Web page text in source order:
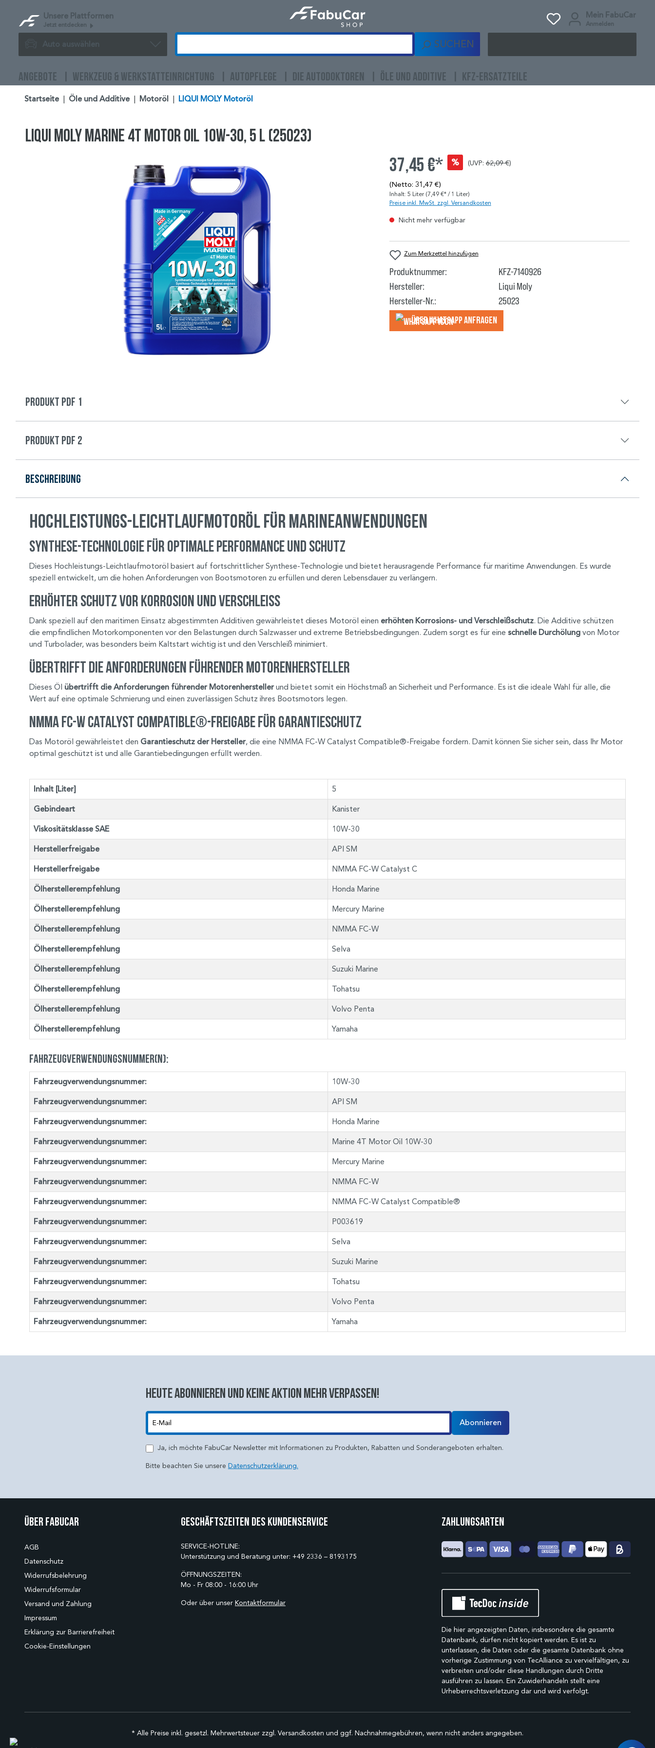
Unsere Plattformen
Jetzt entdecken
Mein FabuCar
Anmelden
Auto auswählen SUCHEN
ANGEBOTE WERKZEUG & WERKSTATTEINRICHTUNG AUTOPFLEGE DIE AUTODOKTOREN ÖLE UND ADDITIVE KFZ-ERSATZTEILE
Startseite Öle und Additive Motoröl LIQUI MOLY Motoröl
LIQUI MOLY Marine 4T Motor Oil 10W-30, 5 l (25023)
37,45 €* % (UVP:62,09 €)
(Netto: 31,47 €)
Inhalt: 5 Liter (7,49 €* / 1 Liter)
Preise inkl. MwSt. zzgl. Versandkosten
Nicht mehr verfügbar
Zum Merkzettel hinzufügen
Produktnummer:
KFZ-7140926
Hersteller:
Liqui Moly
Hersteller-Nr.:
25023
Über WhatsApp anfragеn
Produkt PDF 1
Produkt PDF 2
Beschreibung
Hochleistungs-Leichtlaufmotoröl für Marineanwendungen
Synthese-Technologie für optimale Performance und Schutz
Dieses Hochleistungs-Leichtlaufmotoröl basiert auf fortschrittlicher Synthese-Technologie und bietet herausragende Performance für maritime Anwendungen. Es wurde
speziell entwickelt, um die hohen Anforderungen von Bootsmotoren zu erfüllen und deren Lebensdauer zu verlängern.
Erhöhter Schutz vor Korrosion und Verschleiß
Dank speziell auf den maritimen Einsatz abgestimmten Additiven gewährleistet dieses Motoröl einen erhöhten Korrosions- und Verschleißschutz. Die Additive schützen
die empfindlichen Motorkomponenten vor den Belastungen durch Salzwasser und extreme Betriebsbedingungen. Zudem sorgt es für eine schnelle Durchölung von Motor
und Turbolader, was besonders beim Kaltstart wichtig ist und den Verschleiß minimiert.
Übertrifft die Anforderungen führender Motorenhersteller
Dieses Öl übertrifft die Anforderungen führender Motorenherstellerund bietet somit ein Höchstmaß an Sicherheit und Performance. Es ist die ideale Wahl für alle, die
Wert auf eine optimale Schmierung und einen zuverlässigen Schutz ihres Bootsmotors legen.
NMMA FC-W Catalyst Compatible®-Freigabe für Garantieschutz
Das Motoröl gewährleistet den Garantieschutz der Hersteller, die eine NMMA FC-W Catalyst Compatible®-Freigabe fordern. Damit können Sie sicher sein, dass Ihr Motor
optimal geschützt ist und alle Garantiebedingungen erfüllt werden.
Inhalt [Liter] 5
Gebindeart Kanister
Viskositätsklasse SAE 10W-30
Herstellerfreigabe API SM
Herstellerfreigabe NMMA FC-W Catalyst C
Ölherstellerempfehlung Honda Marine
Ölherstellerempfehlung Mercury Marine
Ölherstellerempfehlung NMMA FC-W
Ölherstellerempfehlung Selva
Ölherstellerempfehlung Suzuki Marine
Ölherstellerempfehlung Tohatsu
Ölherstellerempfehlung Volvo Penta
Ölherstellerempfehlung Yamaha
Fahrzeugverwendungsnummer(n):
Fahrzeugverwendungsnummer: 10W-30
Fahrzeugverwendungsnummer: API SM
Fahrzeugverwendungsnummer: Honda Marine
Fahrzeugverwendungsnummer: Marine 4T Motor Oil 10W-30
Fahrzeugverwendungsnummer: Mercury Marine
Fahrzeugverwendungsnummer: NMMA FC-W
Fahrzeugverwendungsnummer: NMMA FC-W Catalyst Compatible®
Fahrzeugverwendungsnummer: P003619
Fahrzeugverwendungsnummer: Selva
Fahrzeugverwendungsnummer: Suzuki Marine
Fahrzeugverwendungsnummer: Tohatsu
Fahrzeugverwendungsnummer: Volvo Penta
Fahrzeugverwendungsnummer: Yamaha
Heute abonnieren und keine aktion mehr verpassen!
Abonnieren
Ja, ich möchte FabuCar Newsletter mit Informationen zu Produkten, Rabatten und Sonderangeboten erhalten.
Bitte beachten Sie unsere Datenschutzerklärung.
Über Fabucar
AGB
Datenschutz
Widerrufsbelehrung
Widerrufsformular
Versand und Zahlung
Impressum
Erklärung zur Barrierefreiheit
Cookie-Einstellungen
Geschäftszeiten des Kundenservice
SERVICE-HOTLINE:
Unterstützung und Beratung unter: +49 2336 – 8193175
ÖFFNUNGSZEITEN:
Mo - Fr 08:00 - 16:00 Uhr
Oder über unser Kontaktformular
Zahlungsarten
Die hier angezeigten Daten, insbesondere die gesamte
Datenbank, dürfen nicht kopiert werden. Es ist zu
unterlassen, die Daten oder die gesamte Datenbank ohne
vorherige Zustimmung von TecAlliance zu vervielfältigen, zu
verbreiten und/oder diese Handlungen durch Dritte
ausführen zu lassen. Ein Zuwiderhandeln stellt eine
Urheberrechtsverletzung dar und wird verfolgt.
* Alle Preise inkl. gesetzl. Mehrwertsteuer zzgl. Versandkosten und ggf. Nachnahmegebühren, wenn nicht anders angegeben.